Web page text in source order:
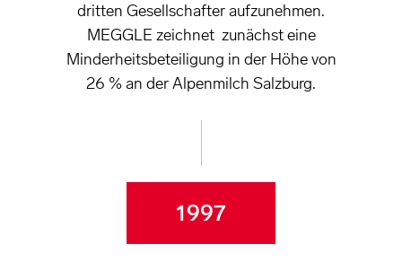
dritten Gesellschafter aufzunehmen.
MEGGLE zeichnet zunächst eine
Minderheitsbeteiligung in der Höhe von
26 % an der Alpenmilch Salzburg.
1997